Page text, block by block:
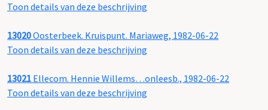
Toon details van deze beschrijving
13020Oosterbeek. Kruispunt. Mariaweg, 1982-06-22
Toon details van deze beschrijving
13021 Ellecom. Hennie Willems…onleesb., 1982-06-22
Toon details van deze beschrijving